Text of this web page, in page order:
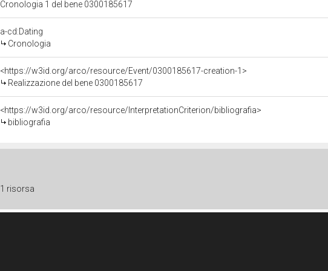
Cronologia 1 del bene 0300185617
a-cd:Dating
Cronologia
<https://w3id.org/arco/resource/Event/0300185617-creation-1>
Realizzazione del bene 0300185617
<https://w3id.org/arco/resource/InterpretationCriterion/bibliografia>
bibliografia
1 risorsa